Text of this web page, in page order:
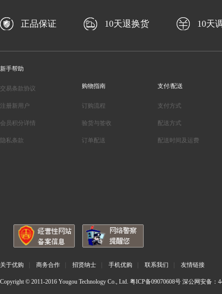
正品保证 10天退换货 10天
新手帮助
交易条款协议
注册新用户
会员积分详情
隐私条款
购物指南
订购流程
验货与签收
订单配送
支付/配送
支付方式
配送方式
配送时间及运费
关于优购 商务合作 招贤纳士 手机优购 联系我们 友情链接
Copyright © 2011-2016 Yougou Technology Co., Ltd. 粤ICP备09070608号 深公网安备：